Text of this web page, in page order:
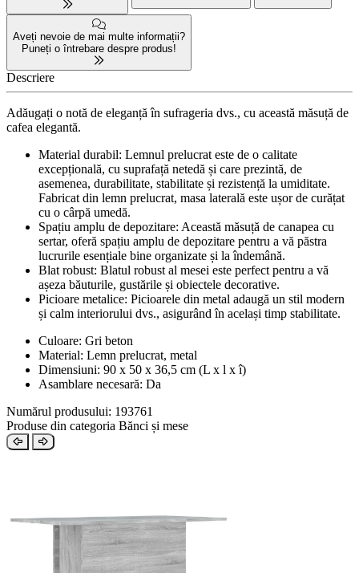
Aveți nevoie de mai multe informații?
Puneți o întrebare despre produs!
Descriere
Adăugați o notă de eleganță în sufrageria dvs., cu această măsuță de
cafea elegantă.
Material durabil: Lemnul prelucrat este de o calitate
excepțională, cu suprafață netedă și care prezintă, de
asemenea, durabilitate, stabilitate și rezistență la umiditate.
Fabricat din lemn prelucrat, masa laterală este ușor de curățat
cu o cârpă umedă.
Spațiu amplu de depozitare: Această măsuță de canapea cu
sertar, oferă spațiu amplu de depozitare pentru a vă păstra
lucrurile esențiale bine organizate și la îndemână.
Blat robust: Blatul robust al mesei este perfect pentru a vă
așeza băuturile, gustările și obiectele decorative.
Picioare metalice: Picioarele din metal adaugă un stil modern
și calm interiorului dvs., asigurând în același timp stabilitate.
Culoare: Gri beton
Material: Lemn prelucrat, metal
Dimensiuni: 90 x 50 x 36,5 cm (L x l x î)
Asamblare necesară: Da
Numărul produsului: 193761
Produse din categoria Bănci și mese